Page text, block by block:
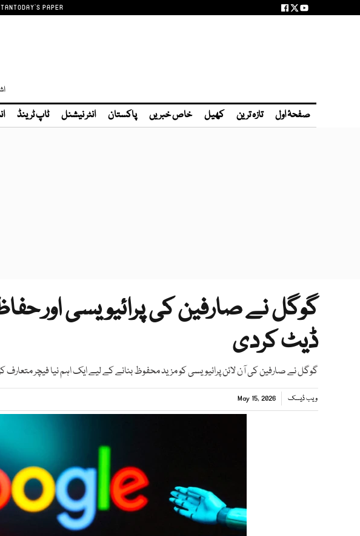
TODAY'S PAPER
صفحۂ اول تازہ ترین کھیل خاص خبریں پاکستان انٹر نیشنل ٹاپ ٹرینڈ
گوگل نے صارفین کی پرائیویسی اور
ڈیٹ کردی
گوگل نے صارفین کی آن لائن پرائیویسی کو مزید محفوظ بنانے کے لیے ایک اہم نیا فیچر متعارف
ویب ڈیسک May 15, 2026